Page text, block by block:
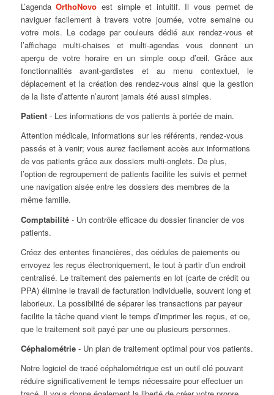
L’agendaOrthoNovo est simple et intuitif. Il vous permet de
naviguer facilement à travers votre journée, votre semaine ou
votre mois. Le codage par couleurs dédié aux rendez-vous et
l’affichage multi-chaises et multi-agendas vous donnent un
aperçu de votre horaire en un simple coup d’œil. Grâce aux
fonctionnalités avant-gardistes et au menu contextuel, le
déplacement et la création des rendez-vous ainsi que la gestion
de la liste d’attente n’auront jamais été aussi simples.
Patient- Les informations de vos patients à portée de main.
Attention médicale, informations sur les référents, rendez-vous
passés et à venir; vous aurez facilement accès aux informations
de vos patients grâce aux dossiers multi-onglets. De plus,
l’option de regroupement de patients facilite les suivis et permet
une navigation aisée entre les dossiers des membres de la
même famille.
Comptabilité- Un contrôle efficace du dossier financier de vos
patients.
Créez des ententes financières, des cédules de paiements ou
envoyez les reçus électroniquement, le tout à partir d’un endroit
centralisé. Le traitement des paiements en lot (carte de crédit ou
PPA) élimine le travail de facturation individuelle, souvent long et
laborieux. La possibilité de séparer les transactions par payeur
facilite la tâche quand vient le temps d’imprimer les reçus, et ce,
que le traitement soit payé par une ou plusieurs personnes.
Céphalométrie- Un plan de traitement optimal pour vos patients.
Notre logiciel de tracé céphalométrique est un outil clé pouvant
réduire significativement le temps nécessaire pour effectuer un